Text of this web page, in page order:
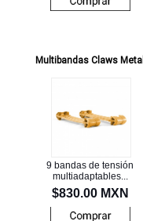
Multibandas Claws Metal
9 bandas de tensión
multiadaptables...
$830.00 MXN